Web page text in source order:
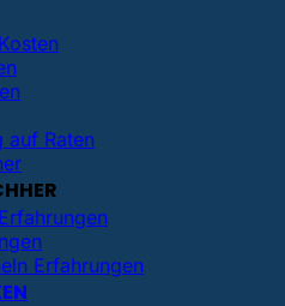
auf Raten
Erfahrungen